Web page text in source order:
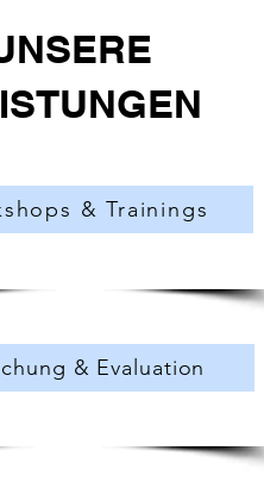
& Evaluation
& Trainings